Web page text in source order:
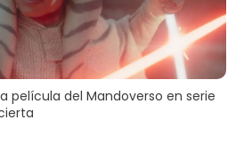
película del Mandoverso en serie